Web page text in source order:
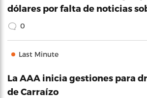
dólares por falta de noticias
0
Last Minute
La AAA inicia gestiones para
de Carraízo